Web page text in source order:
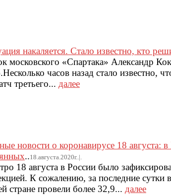
накаляется. Стало известно, кто
московского «Спартака» Александр
часов назад стало известно,
третьего... далее
новости о коронавирусе 18 августа:
..18.августа.2020г..|.
18 августа в России было
К сожалению, за последние сутки
стране провели более 32,9... далее